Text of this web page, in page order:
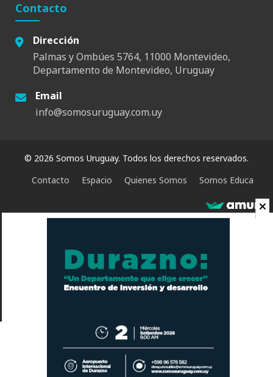
Contacto
Dirección
Palmas y Ombúes 5764, 11000 Montevideo,
Departamento de Montevideo, Uruguay
Email
info@somosuruguay.com.uy
© 2026 Somos Uruguay. Todos los derechos reservados.
Contacto
Espacio Quienes Somos Somos Educa